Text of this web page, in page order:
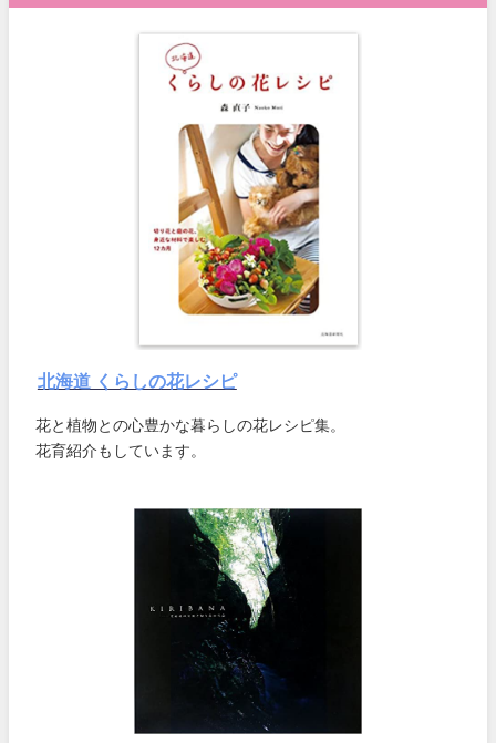
北海道 くらしの花レシピ
花と植物との心豊かな暮らしの花レシピ集。
花育紹介もしています。